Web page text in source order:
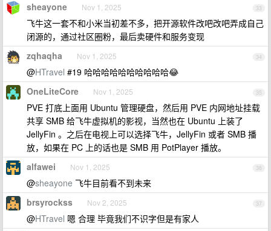
33
sheayone Nov 1, 2025
飞牛这一套不和小米当初差不多，把开源软件改吧改吧弄成自己
闭源的，通过社区圈粉，最后卖硬件和服务变现
34
zqhaqha Nov 1, 2025
@HTravel #19 哈哈哈哈哈哈哈哈哈哈😂
35
OneLiteCore Nov 1, 2025
PVE 打底上面用 Ubuntu 管理硬盘，然后用 PVE 内网地址挂载
共享 SMB 给飞牛虚拟机的影视，当然也在 Ubuntu 上装了
JellyFin 。之后在电视上可以选择飞牛，JellyFin 或者 SMB 播
放，如果在 PC 上的话也是 SMB 用 PotPlayer 播放。
36
alfawei Nov 1, 2025
@sheayone 飞牛目前看不到未来
37
brsyrockss Nov 2, 2025
@HTravel 嗯 合理 毕竟我们不识字但是有家人